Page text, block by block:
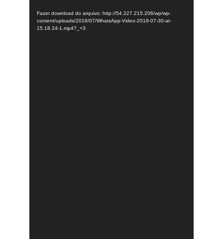
Fazer download do arquivo: http://54.227.215.206/wp/wp-
content/uploads/2018/07/WhatsApp-Video-2018-07-30-at-
15.18.24-1.mp4?_=3